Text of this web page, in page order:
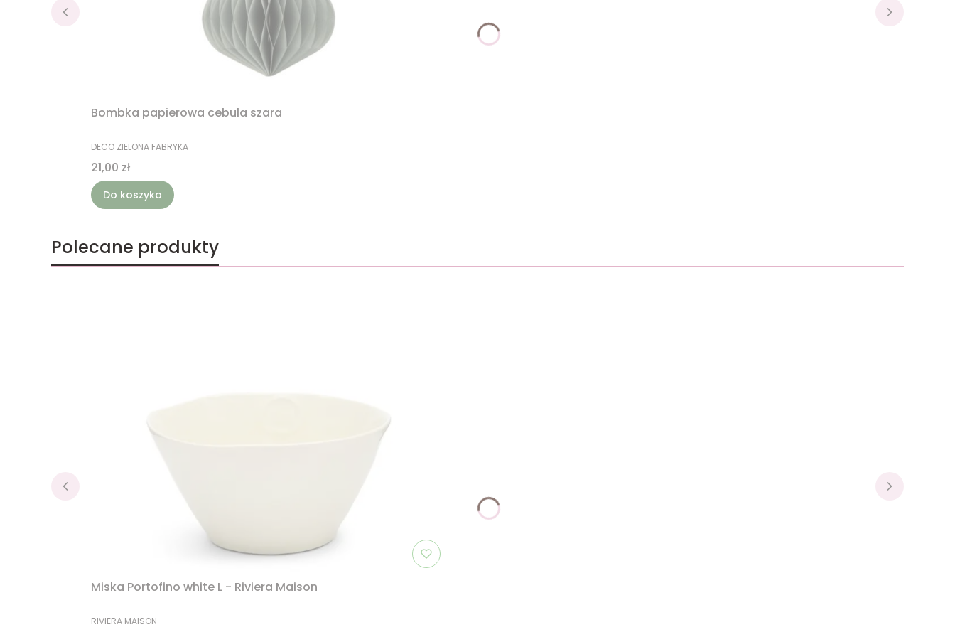
Bombka papierowa cebula szara
PRODUCENT
DECO ZIELONA FABRYKA
Cena
21,00 zł
Do koszyka
Polecane produkty
Miska Portofino white L - Riviera Maison
PRODUCENT
RIVIERA MAISON